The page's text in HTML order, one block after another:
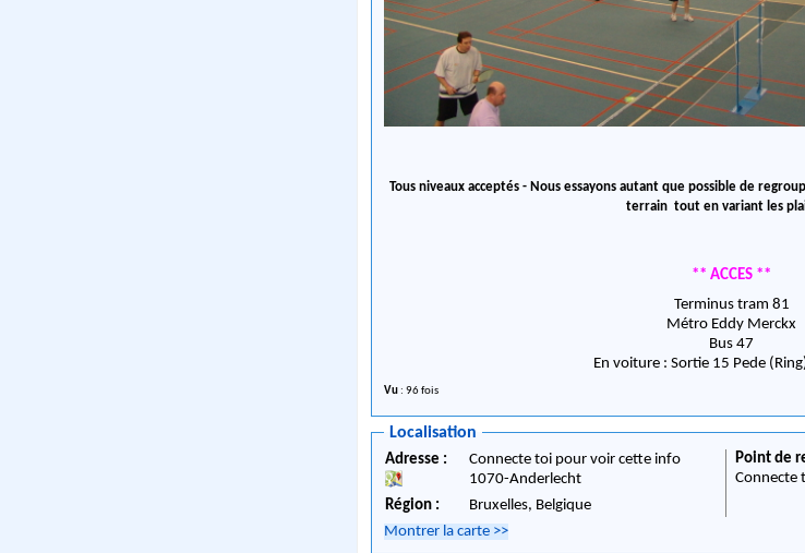
Tous niveaux acceptés - Nous essayons autant que possible de
terrain tout en variant les
** ACCES **
Terminus tram 81
Métro Eddy Merckx
Bus 47
En voiture : Sortie 15 Pede
Vu : 96 fois
Localisation
Adresse :
Connecte toi pour voir cette info
1070-Anderlecht
Région :
Bruxelles, Belgique
Point de
Connecte
Montrer la carte >>